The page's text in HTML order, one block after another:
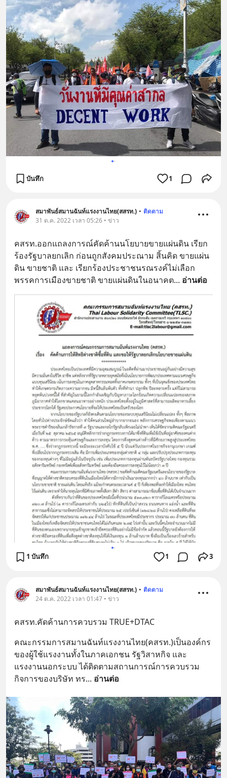
บันทึก 1
สมาพันธ์สมานฉันท์แรงงานไทย(สสรท.) • ติดตาม
31 ต.ค. 2022 เวลา 05:26 • ข่าว
คสรท.ออกแถลงการณ์คัดค้านนโยบายขายแผ่นดิน เรียก
ร้องรัฐบาลยกเลิก ก่อนถูกสังคมประณาม สิ้นคิด ขายแผ่น
ดิน ขายชาติ และ เรียกร้องประชาชนรณรงค์ไม่เลือก
พรรคการเมืองขายชาติ ขายแผ่นดินในอนาคต... อ่านต่อ
1 บันทึก 1 3
สมาพันธ์สมานฉันท์แรงงานไทย(สสรท.) • ติดตาม
24 ต.ค. 2022 เวลา 01:47 • ข่าว
คสรท.คัดค้านการควบรวม TRUE+DTAC
คณะกรรมการสมานฉันท์แรงงานไทย(คสรท.)เป็นองค์กร
ของผู้ใช้แรงงานทั้งในภาคเอกชน รัฐวิสาหกิจ และ
แรงงานนอกระบบ ได้ติดตามสถานการณ์การควบรวม
กิจการของบริษัท ทร... อ่านต่อ